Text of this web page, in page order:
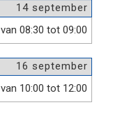
14 september
van 08:30 tot 09:00
16 september
van 10:00 tot 12:00